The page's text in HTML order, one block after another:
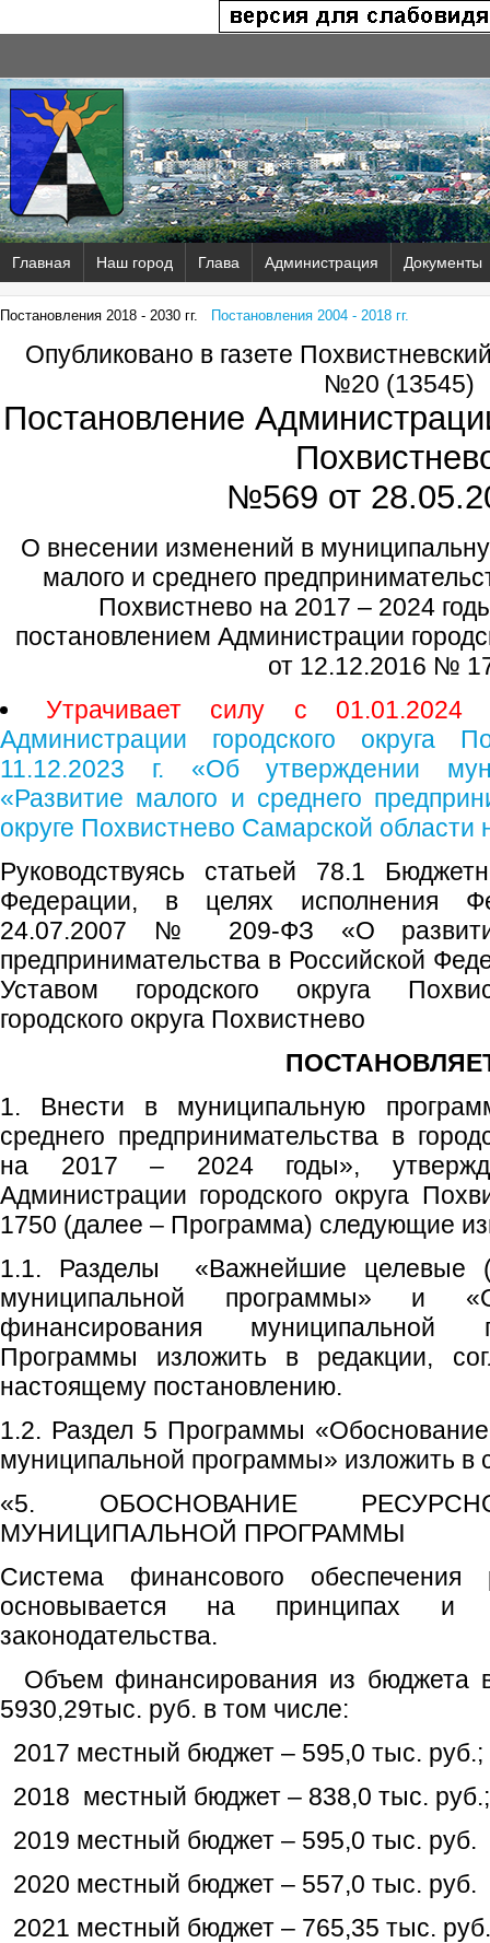
Главная Наш город Глава Администрация Документы
Постановления 2018 - 2030 гг. Постановления 2004 - 2018 гг.
Опубликовано в газете
№20 (13545)
Постановление
№569 от
О внесении изменений в
малого и среднего
Похвистнево на 2017 – 2024
постановлением Администрации
от 12.12.2016 №
Утрачивает силу с
Администрации городского
11.12.2023 г. «Об утверждении
«Развитие малого и среднего
округе Похвистнево Самарской области
Руководствуясь статьей 78.1
Федерации, в целях исполнения
24.07.2007 № 209-ФЗ «О
предпринимательства в Российской
Уставом городского округа
городского округа Похвистнево
1. Внести в муниципальную
среднего предпринимательства в
на 2017 – 2024 годы»,
Администрации городского округа
1750 (далее – Программа) следующие
1.1. Разделы «Важнейшие целевые
муниципальной программы» и
финансирования муниципальной
Программы изложить в редакции,
настоящему постановлению.
1.2. Раздел 5 Программы «Обоснование
муниципальной программы» изложить в
«5. ОБОСНОВАНИЕ
МУНИЦИПАЛЬНОЙ ПРОГРАММЫ
Система финансового обеспечения
основывается на принципах и
законодательства.
Объем финансирования из бюджета
5930,29тыс. руб. в том числе:
2017 местный бюджет – 595,0 тыс. руб.;
2018 местный бюджет – 838,0 тыс. руб.;
2019 местный бюджет – 595,0 тыс. руб.
2020 местный бюджет – 557,0 тыс. руб.
2021 местный бюджет – 765,35 тыс. руб.